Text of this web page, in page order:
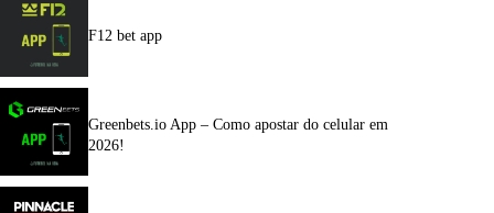
F12 bet app
Greenbets.io App – Como apostar do celular em
2026!